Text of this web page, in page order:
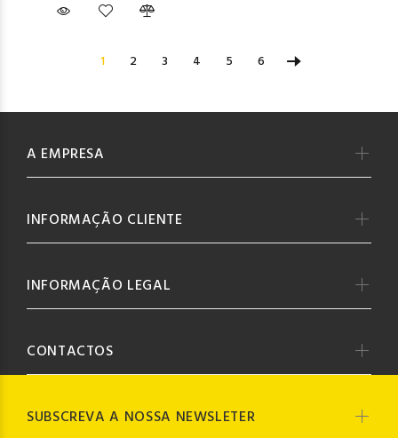
1 2 3 4 5 6
SUBSCREVA A NOSSA NEWSLETER
A EMPRESA
INFORMAÇÃO CLIENTE
INFORMAÇÃO LEGAL
CONTACTOS